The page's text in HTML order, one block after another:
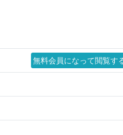
無料会員になって閲覧す